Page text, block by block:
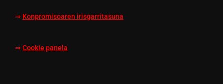
⇒ Konpromisoaren irisgarritasuna
⇒ Cookie panela